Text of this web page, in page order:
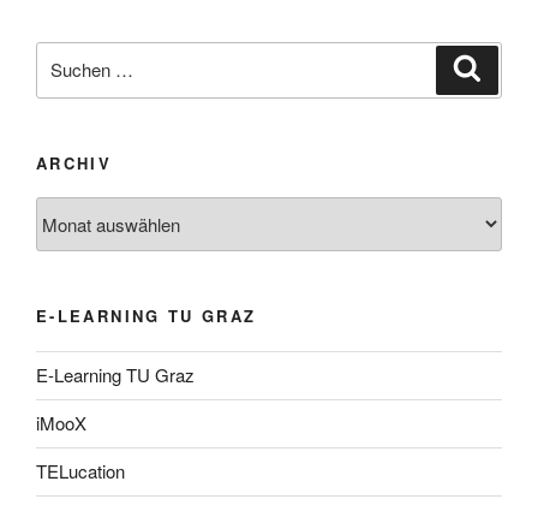
nach:
ARCHIV
E-LEARNING TU GRAZ
E-Learning TU Graz
iMooX
TELucation